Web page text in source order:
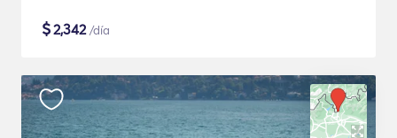
$2,342/día